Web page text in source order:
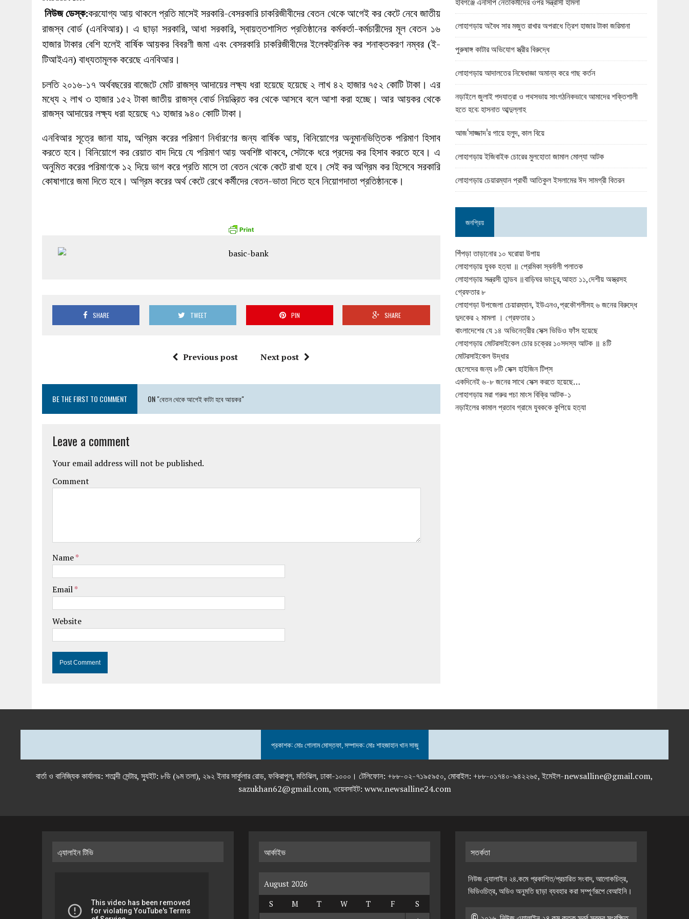
27 MAY 2026 | লোহাগড়ায় চেয়ারম্যান প্রার্থী আতিকুল ইসলামের ঈদ সামগ্রী বিতরন
1 AUGUST 2026 | লোহাগড়ায় জাল দলিলে নামজারি ॥ এসিল্যান্ড অফিসে ভয়াবহ দুর্নীতি
নিউজ ডেস্ক:করযোগ্য আয় থাকলে প্রতি মাসেই সরকারি-বেসরকারি চাকরিজীবীদের বেতন থেকে আগেই কর কেটে নেবে জাতীয়
রাজস্ব বোর্ড (এনবিআর)। এ ছাড়া সরকারি, আধা সরকারি, স্বায়ত্তশাসিত প্রতিষ্ঠানের কর্মকর্তা-কর্মচারীদের মূল বেতন ১৬
হাজার টাকার বেশি হলেই বার্ষিক আয়কর বিবরণী জমা এবং বেসরকারি চাকরিজীবীদের ইলেকট্রনিক কর শনাক্তকরণ নম্বর (ই-
টিআইএন) বাধ্যতামূলক করেছে এনবিআর।
চলতি ২০১৬-১৭ অর্থবছরের বাজেটে মোট রাজস্ব আদায়ের লক্ষ্য ধরা হয়েছে হয়েছে ২ লাখ ৪২ হাজার ৭৫২ কোটি টাকা। এর
মধ্যে ২ লাখ ৩ হাজার ১৫২ টাকা জাতীয় রাজস্ব বোর্ড নিয়ন্ত্রিত কর থেকে আসবে বলে আশা করা হচ্ছে। আর আয়কর থেকে
রাজস্ব আদায়ের লক্ষ্য ধরা হয়েছে ৭১ হাজার ৯৪০ কোটি টাকা।
এনবিআর সূত্রে জানা যায়, অগ্রিম করের পরিমাণ নির্ধারণের জন্য বার্ষিক আয়, বিনিয়োগের অনুমানভিত্তিক পরিমাণ হিসাব
করতে হবে। বিনিয়োগে কর রেয়াত বাদ দিয়ে যে পরিমাণ আয় অবশিষ্ট থাকবে, সেটাকে ধরে প্রদেয় কর হিসাব করতে হবে। এ
অনুমিত করের পরিমাণকে ১২ দিয়ে ভাগ করে প্রতি মাসে তা বেতন থেকে কেটে রাখা হবে। সেই কর অগ্রিম কর হিসেবে সরকারি
কোষাগারে জমা দিতে হবে। অগ্রিম করের অর্থ কেটে রেখে কর্মীদের বেতন-ভাতা দিতে হবে নিয়োগদাতা প্রতিষ্ঠানকে।
SHARE TWEET PIN SHARE
Previous post Next post
BE THE FIRST TO COMMENT ON "বেতন থেকে আগেই কাটা হবে আয়কর"
Leave a comment
Your email address will not be published.
Comment
Name*
Email*
Website
লোহাগড়ায় অবৈধ সার মজুত রাখার অপরাধে ত্রিশ হাজার টাকা জরিমানা
পুরুষাঙ্গ কাটার অভিযোগ স্ত্রীর বিরুদ্ধে
লোহাগড়ায় আদালতের নিষেধাজ্ঞা অমান্য করে গাছ কর্তন
নড়াইলে জুলাই পদযাত্রা ও পথসভায় সাংগঠনিকভাবে আমাদের শক্তিশালী
হতে হবে: হাসনাত আব্দুল্লাহ
আজ‘সাজ্জাদ’র গায়ে হলুদ, কাল বিয়ে
লোহাগড়ায় ইজিবাইক চোরের মুলহোতা জামাল মোল্যা আটক
লোহাগড়ায় চেয়ারম্যান প্রার্থী আতিকুল ইসলামের ঈদ সামগ্রী বিতরন
জনপ্রিয়
পিঁপড়া তাড়ানোর ১০ ঘরোয়া উপায়
লোহাগড়ায় যুবক হত্যা ॥ প্রেমিকা স্বর্নালী পলাতক
লোহাগড়ায় সন্ত্রসী তান্ডব ॥বাড়িঘর ভাংচুর,আহত ১১,দেশীয় অস্ত্রসহ
গ্রেফতার ৮
লোহাগড়া উপজেলা চেয়ারম্যান, ইউএনও,প্রকৌশলীসহ ৬ জনের বিরুদ্ধে
দুদকের ২ মামলা । গ্রেফতার ১
বাংলাদেশের যে ১৪ অভিনেত্রীর সেক্স ভিডিও ফাঁস হয়েছে
লোহাগড়ায় মোটরসাইকেল চোর চক্রের ১০সদস্য আটক ॥ ৪টি
মোটরসাইকেল উদ্ধার
ছেলেদের জন্য ৮টি সেক্স হাইজিন টিপ্‌স
একদিনেই ৬-৮ জনের সাথে সেক্স করতে হয়েছে…
লোহাগড়ায় মরা গরুর পচা মাংস বিক্রি আটক-১
নড়াইলের কামাল প্রতাব গ্রামে যুবককে কুপিয়ে হত্যা
প্রকাশক: মোঃ গোলাম মোস্তফা, সম্পাদক: মোঃ শাহজাহান খান সাজু
বার্তা ও বানিজ্যিক কার্যালয়: শতাব্দী সেন্টার, স্যুইট: ৮ডি (৯ম তলা), ২৯২ ইনার সার্কুলার রোড, ফকিরাপুল, মতিঝিল, ঢাকা-১০০০। টেলিফোন: +৮৮-০২-৭১৯৫৯৫০, মোবাইল: +৮৮-০১৭৪০-৯৪২২৬৫, ইমেইল-newsalline@gmail.com,
sazukhan62@gmail.com, ওয়েবসাইট: www.newsalline24.com
এ্যালাইন টিভি আর্কাইভ
August 2026
S
M T W T F S
সতর্কতা
নিউজ এ্যালাইন ২৪.কমে প্রকাশিত/প্রচারিত সংবাদ, আলোকচিত্র,
ভিডিওচিত্র, অডিও অনুমতি ছাড়া ব্যবহার করা সম্পূর্ণরূপে বেআইনি।